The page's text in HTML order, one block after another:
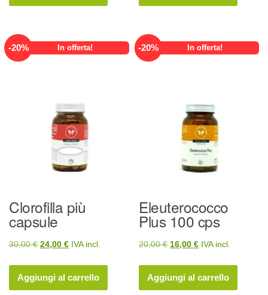
era:
è:
era:
è:
-20% In offerta!
Clorofilla più
capsule
30,00€ Il
originale
era:
24,00 €Il
attuale
è:
IVA incl.
Aggiungi al carrello
-20% In offerta!
Eleuterococco
Plus 100 cps
20,00€ Il
originale
era:
16,00€Il
attuale
è:
IVA incl.
Aggiungi al carrello